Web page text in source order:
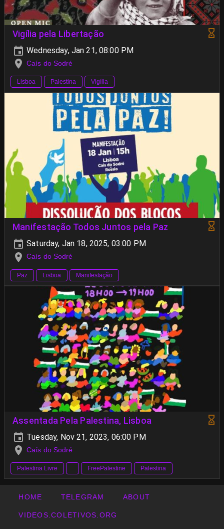
Vigília pela Libertação
Wednesday, Jan 21, 08:00 PM
Caís do Sodré
Lisboa Palestina Vigília
Manifestação Todos Juntos pela Paz
Saturday, Jan 18, 2025, 03:00 PM
Caís do Sodré
Paz Lisboa Manifestação
Assentada Pela Palestina, Lisboa
Tuesday, Nov 21, 2023, 06:00 PM
Caís do Sodré
Palestina Livre FreePalestine Palestina
HOME TELEGRAM ABOUT
VIDEOS.COLETIVOS.ORG